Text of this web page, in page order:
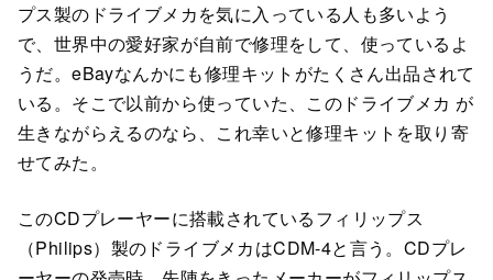
プス製のドライブメカを気に入っている人も多いよう
で、世界中の愛好家が自前で修理をして、使っているよ
うだ。eBayなんかにも修理キットがたくさん出品されて
いる。そこで以前から使っていた、このドライブメカ が
生きながらえるのなら、これ幸いと修理キットを取り寄
せてみた。
このCDプレーヤーに搭載されているフィリップス
（Philips）製のドライブメカはCDM-4と言う。CDプレ